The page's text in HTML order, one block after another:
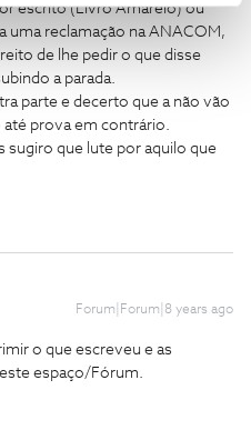
escrito (Livro Amarelo) ou
uma reclamação na ANACOM,
de lhe pedir o que disse
a parada.
parte e decerto que a não vão
até prova em contrário.
sugiro que lute por aquilo que
Forum|Forum|8 years ago
o que escreveu e as
espaço/Fórum.